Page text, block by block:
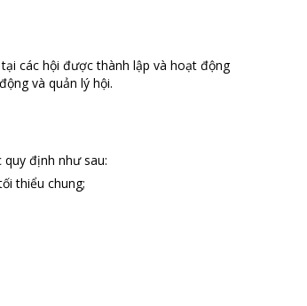
các hội được thành lập và hoạt động
và quản lý hội.
định như sau:
thiểu chung;